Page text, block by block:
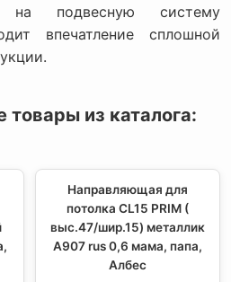
на подвесную систему
впечатление сплошной
товары из каталога:
Направляющая для
потолка CL15 PRIM (
выс.47/шир.15) металлик
А907 rus 0,6 мама, папа,
Албес